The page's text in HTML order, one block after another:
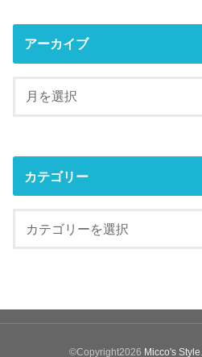
アーカイブ
カテゴリー
©Copyright2026 Micco's Style